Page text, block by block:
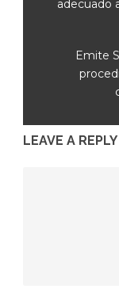
adecuado
Emite
LEAVE A REPLY